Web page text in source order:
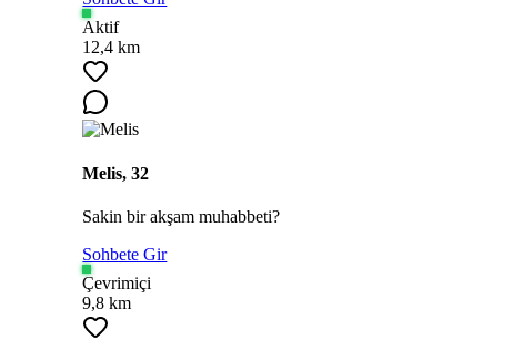
Aktif
12,4 km
Melis, 32
Sakin bir akşam muhabbeti?
Sohbete Gir
Çevrimiçi
9,8 km